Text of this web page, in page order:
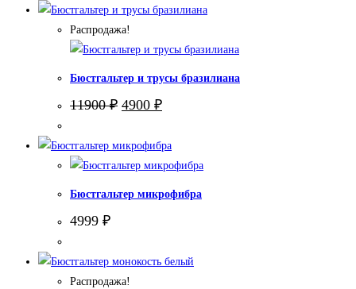
11900 ₽.
Распродажа!
Бюстгальтер и трусы бразилиана
11900₽ Первоначальная
цена
11900 ₽.
4900 ₽Текущая
цена:
Бюстгальтер микрофибра
4999 ₽
Распродажа!